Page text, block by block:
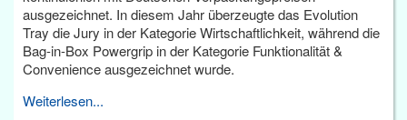
ausgezeichnet. In diesem Jahr überzeugte das Evolution
Tray die Jury in der Kategorie Wirtschaftlichkeit, während die
Bag-in-Box Powergrip in der Kategorie Funktionalität &
Convenience ausgezeichnet wurde.
Weiterlesen...